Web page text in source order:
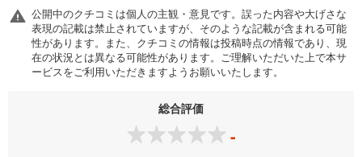
公開中のクチコミは個人の主観・意見です。誤った内容や大げさな
表現の記載は禁止されていますが、そのような記載が含まれる可能
性があります。また、クチコミの情報は投稿時点の情報であり、現
在の状況とは異なる可能性があります。ご理解いただいた上で本サ
ービスをご利用いただきますようお願いいたします。
総合評価
-